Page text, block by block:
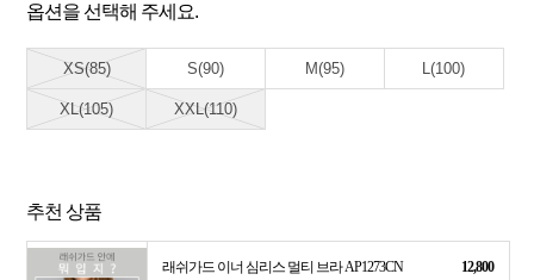
옵션을 선택해 주세요.
XS(85) S(90) M(95) L(100)
XL(105) XXL(110)
추천 상품
래쉬가드 이너 심리스 멀티 브라 AP1273CN 12,800